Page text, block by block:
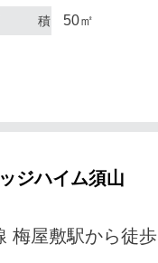
積 50㎡
ジハイム須山
梅屋敷駅から徒